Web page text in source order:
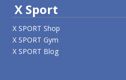
X Sport
X SPORT Shop
X SPORT Gym
X SPORT Blog